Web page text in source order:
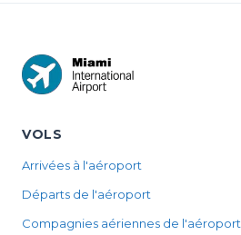
VOLS
Arrivées à l'aéroport
Départs de l'aéroport
Compagnies aériennes de l'aéroport